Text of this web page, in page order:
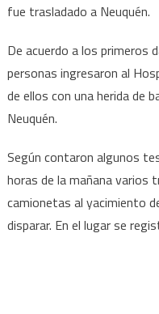
fue trasladado a Neuquén.
De acuerdo a los primeros
personas ingresaron al
de ellos con una herida de
Neuquén.
Según contaron algunos
horas de la mañana varios
camionetas al yacimiento
disparar. En el lugar se